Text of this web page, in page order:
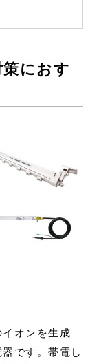
策におす
オンを生成
です。帯電し